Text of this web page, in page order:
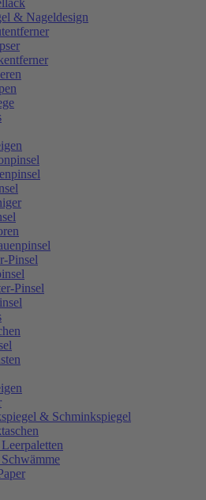
& Nageldesign
Pinsel
Pinsel
& Schminkspiegel